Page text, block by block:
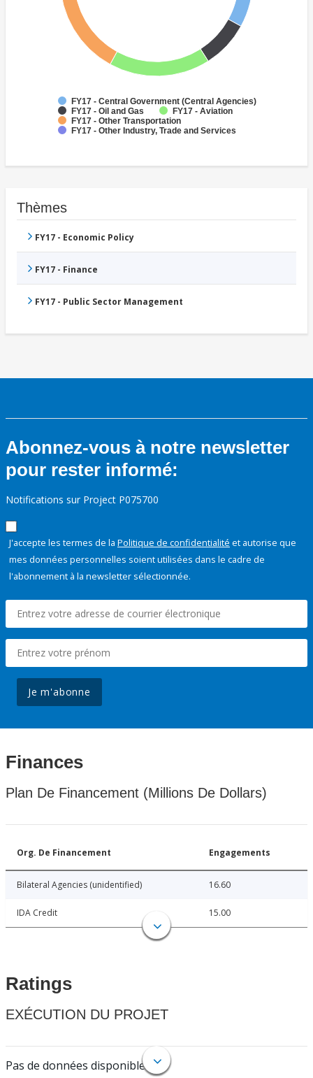
FY17 - Central Government (Central Agencies)
FY17 - Oil and Gas
FY17 - Aviation
FY17 - Other Transportation
FY17 - Other Industry, Trade and Services
Thèmes
FY17 - Economic Policy
FY17 - Finance
FY17 - Public Sector Management
Abonnez-vous à notre newsletter
pour rester informé:
Notifications sur Project P075700
J'accepte les termes de la Politique de confidentialité et autorise que
mes données personnelles soient utilisées dans le cadre de
l'abonnement à la newsletter sélectionnée.
Je m'abonne
Finances
Plan De Financement (Millions De Dollars)
Org. De Financement Engagements
Bilateral Agencies (unidentified) 16.60
IDA Credit 15.00
Ratings
EXÉCUTION DU PROJET
Pas de données disponibles.